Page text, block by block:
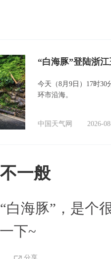
“白海豚”登陆浙
今天（8月9日）17时30
环市沿海。
中国天气网 2026-
一般
白海豚”，是个
下~